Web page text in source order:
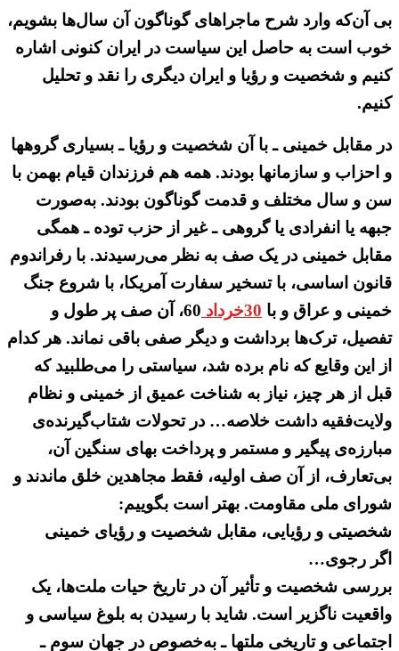
بی آن‌که وارد شرح ماجراهای گوناگون آن سال‌ها بشویم،
خوب است به حاصل این سیاست در ایران کنونی اشاره
کنیم و شخصیت و رؤیا و ایران دیگری را نقد و تحلیل
کنیم.
در مقابل خمینی ـ با آن شخصیت و رؤیا ـ بسیاری گروهها
و احزاب و سازمانها بودند. همه هم فرزندان قیام بهمن با
سن و سال مختلف و قدمت گوناگون بودند. به‌صورت
جبهه یا انفرادی یا گروهی ـ غیر از حزب توده ـ همگی
مقابل خمینی در یک صف به نظر می‌رسیدند. با رفراندوم
قانون اساسی، با تسخیر سفارت آمریکا، با شروع جنگ
خمینی و عراق و با 30خرداد
60، آن صف پر طول و
تفصیل، ترک‌ها برداشت و دیگر صفی باقی نماند. هر کدام
از این وقایع که نام برده شد، سیاستی را می‌طلبید که
قبل از هر چیز، نیاز به شناخت عمیق از خمینی و نظام
ولایت‌فقیه داشت خلاصه… در تحولات شتاب‌گیرنده‌ی
مبارزه‌ی پیگیر و مستمر و پرداخت بهای سنگین آن،
بی‌تعارف، از آن صف اولیه، فقط مجاهدین خلق ماندند و
شورای ملی مقاومت. بهتر است بگوییم:
شخصیتی و رؤیایی، مقابل شخصیت و رؤیای خمینی
اگر رجوی…
بررسی شخصیت و تأثیر آن در تاریخ حیات ملت‌ها، یک
واقعیت ناگزیر است. شاید با رسیدن به بلوغ سیاسی و
اجتماعی و تاریخی ملتها ـ به‌خصوص در جهان سوم ـ